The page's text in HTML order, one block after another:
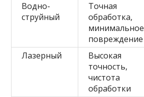
Водно-
струйный
Точная
обработка,
минимальное
повреждение
Лазерный
Высокая
точность,
чистота
обработки